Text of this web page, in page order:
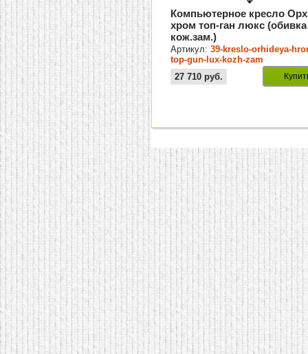
Компьютерное кресло
хром топ-ган люкс (обивка
кож.зам.)
Артикул:39-kreslo-orhideya-
top-gun-lux-kozh-zam
27 710 руб.